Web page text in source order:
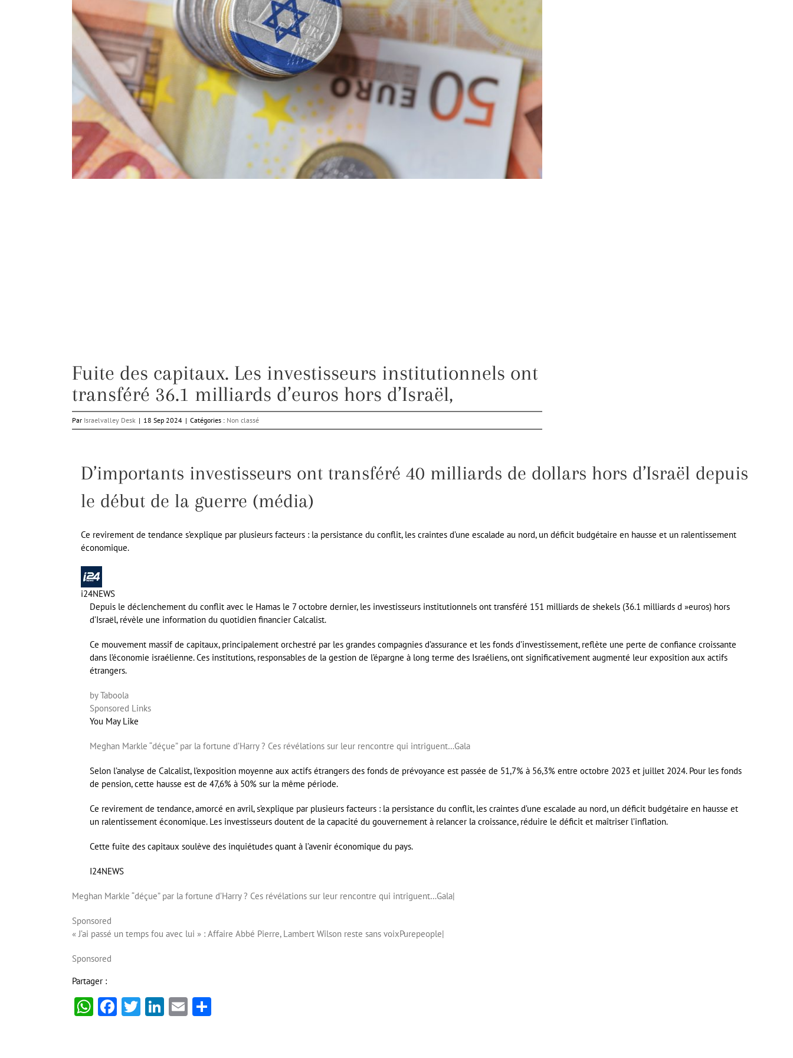
Fuite des capitaux. Les investisseurs institutionnels ont
transféré 36.1 milliards d’euros hors d’Israël,
Par Israelvalley Desk | 18 Sep 2024 | Catégories : Non classé
D’importants investisseurs ont transféré 40 milliards de dollars hors d’Israël depuis
le début de la guerre (média)
Ce revirement de tendance s’explique par plusieurs facteurs : la persistance du conflit, les craintes d’une escalade au nord, un déficit budgétaire en hausse et un ralentissement
économique.
i24NEWS
Depuis le déclenchement du conflit avec le Hamas le 7 octobre dernier, les investisseurs institutionnels ont transféré 151 milliards de shekels (36.1 milliards d »euros) hors
d’Israël, révèle une information du quotidien financier Calcalist.
Ce mouvement massif de capitaux, principalement orchestré par les grandes compagnies d’assurance et les fonds d’investissement, reflète une perte de confiance croissante
dans l’économie israélienne. Ces institutions, responsables de la gestion de l’épargne à long terme des Israéliens, ont significativement augmenté leur exposition aux actifs
étrangers.
by Taboola
Sponsored Links
You May Like
Meghan Markle “déçue” par la fortune d’Harry ? Ces révélations sur leur rencontre qui intriguent…Gala
Selon l’analyse de Calcalist, l’exposition moyenne aux actifs étrangers des fonds de prévoyance est passée de 51,7% à 56,3% entre octobre 2023 et juillet 2024. Pour les fonds
de pension, cette hausse est de 47,6% à 50% sur la même période.
Ce revirement de tendance, amorcé en avril, s’explique par plusieurs facteurs : la persistance du conflit, les craintes d’une escalade au nord, un déficit budgétaire en hausse et
un ralentissement économique. Les investisseurs doutent de la capacité du gouvernement à relancer la croissance, réduire le déficit et maîtriser l’inflation.
Cette fuite des capitaux soulève des inquiétudes quant à l’avenir économique du pays.
I24NEWS
Meghan Markle “déçue” par la fortune d’Harry ? Ces révélations sur leur rencontre qui intriguent…Gala|
Sponsored
« J’ai passé un temps fou avec lui » : Affaire Abbé Pierre, Lambert Wilson reste sans voixPurepeople|
Sponsored
Partager :
WhatsApp
Facebook
Twitter
LinkedIn
Email